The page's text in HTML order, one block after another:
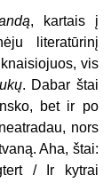
, kartais į
literatūrinį
vis
. Dabar štai
bet ir po
nors
Aha, štai:
/ Ir kytrai